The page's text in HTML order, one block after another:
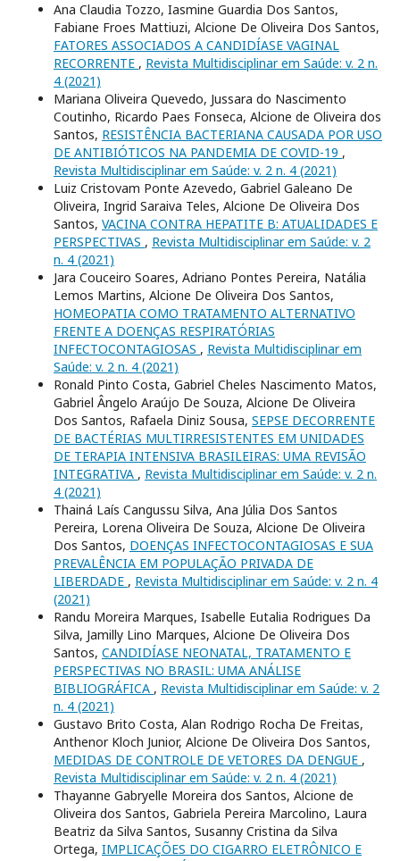
Ana Claudia Tozzo, Iasmine Guardia Dos Santos,
Fabiane Froes Mattiuzi, Alcione De Oliveira Dos Santos,
FATORES ASSOCIADOS A CANDIDÍASE VAGINAL
RECORRENTE , Revista Multidisciplinar em Saúde: v. 2 n.
4 (2021)
Mariana Oliveira Quevedo, Jussara do Nascimento
Coutinho, Ricardo Paes Fonseca, Alcione de Oliveira dos
Santos, RESISTÊNCIA BACTERIANA CAUSADA POR USO
DE ANTIBIÓTICOS NA PANDEMIA DE COVID-19 ,
Revista Multidisciplinar em Saúde: v. 2 n. 4 (2021)
Luiz Cristovam Ponte Azevedo, Gabriel Galeano De
Oliveira, Ingrid Saraiva Teles, Alcione De Oliveira Dos
Santos, VACINA CONTRA HEPATITE B: ATUALIDADES E
PERSPECTIVAS , Revista Multidisciplinar em Saúde: v. 2
n. 4 (2021)
Jara Couceiro Soares, Adriano Pontes Pereira, Natália
Lemos Martins, Alcione De Oliveira Dos Santos,
HOMEOPATIA COMO TRATAMENTO ALTERNATIVO
FRENTE A DOENÇAS RESPIRATÓRIAS
INFECTOCONTAGIOSAS , Revista Multidisciplinar em
Saúde: v. 2 n. 4 (2021)
Ronald Pinto Costa, Gabriel Cheles Nascimento Matos,
Gabriel Ângelo Araújo De Souza, Alcione De Oliveira
Dos Santos, Rafaela Diniz Sousa, SEPSE DECORRENTE
DE BACTÉRIAS MULTIRRESISTENTES EM UNIDADES
DE TERAPIA INTENSIVA BRASILEIRAS: UMA REVISÃO
INTEGRATIVA , Revista Multidisciplinar em Saúde: v. 2 n.
4 (2021)
Thainá Laís Cangussu Silva, Ana Júlia Dos Santos
Pereira, Lorena Oliveira De Souza, Alcione De Oliveira
Dos Santos, DOENÇAS INFECTOCONTAGIOSAS E SUA
PREVALÊNCIA EM POPULAÇÃO PRIVADA DE
LIBERDADE , Revista Multidisciplinar em Saúde: v. 2 n. 4
(2021)
Randu Moreira Marques, Isabelle Eutalia Rodrigues Da
Silva, Jamilly Lino Marques, Alcione De Oliveira Dos
Santos, CANDIDÍASE NEONATAL, TRATAMENTO E
PERSPECTIVAS NO BRASIL: UMA ANÁLISE
BIBLIOGRÁFICA , Revista Multidisciplinar em Saúde: v. 2
n. 4 (2021)
Gustavo Brito Costa, Alan Rodrigo Rocha De Freitas,
Anthenor Kloch Junior, Alcione De Oliveira Dos Santos,
MEDIDAS DE CONTROLE DE VETORES DA DENGUE ,
Revista Multidisciplinar em Saúde: v. 2 n. 4 (2021)
Thayanne Gabryelle Moreira dos Santos, Alcione de
Oliveira dos Santos, Gabriela Pereira Marcolino, Laura
Beatriz da Silva Santos, Susanny Cristina da Silva
Ortega, IMPLICAÇÕES DO CIGARRO ELETRÔNICO E